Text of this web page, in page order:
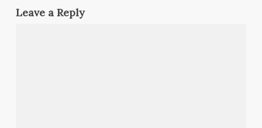
Leave a Reply